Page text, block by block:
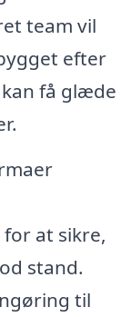
team vil
efter
få glæde
at sikre,
stand.
til